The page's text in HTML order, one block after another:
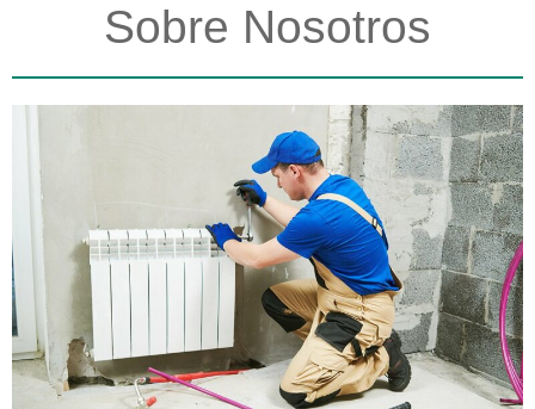
Sobre Nosotros